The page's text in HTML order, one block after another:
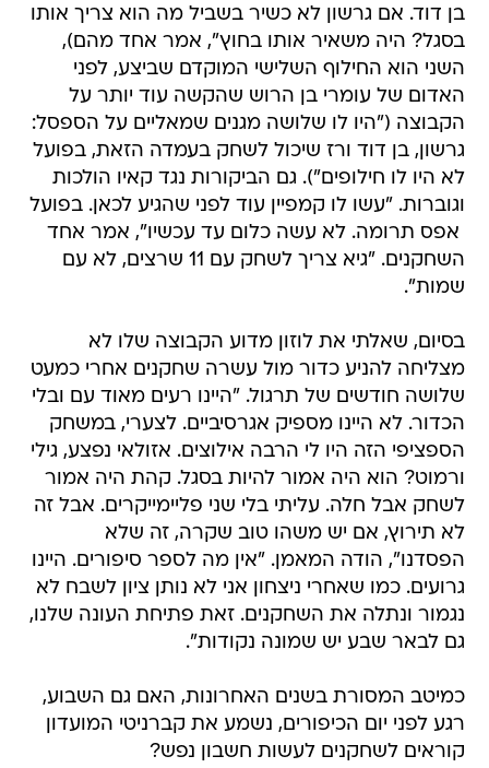
בן דוד. אם גרשון לא כשיר בשביל מה הוא צריך אותו
בסגל? היה משאיר אותו בחוץ", אמר אחד מהם),
השני הוא החילוף השלישי המוקדם שביצע, לפני
האדום של עומרי בן הרוש שהקשה עוד יותר על
הקבוצה ("היו לו שלושה מגנים שמאליים על הספסל:
גרשון, בן דוד ורז שיכול לשחק בעמדה הזאת, בפועל
לא היו לו חילופים"). גם הביקורות נגד קאיו הולכות
וגוברות. "עשו לו קמפיין עוד לפני שהגיע לכאן. בפועל
 אפס תרומה. לא עשה כלום עד עכשיו", אמר אחד
השחקנים. "גיא צריך לשחק עם 11 שרצים, לא עם
שמות".
בסיום, שאלתי את לוזון מדוע הקבוצה שלו לא
מצליחה להניע כדור מול עשרה שחקנים אחרי כמעט
שלושה חודשים של תרגול. "היינו רעים מאוד עם ובלי
הכדור. לא היינו מספיק אגרסיביים. לצערי, במשחק
הספציפי הזה היו לי הרבה אילוצים. אזולאי נפצע, גילי
ורמוט? הוא היה אמור להיות בסגל. קהת היה אמור
לשחק אבל חלה. עליתי בלי שני פליימייקרים. אבל זה
לא תירוץ, אם יש משהו טוב שקרה, זה שלא
הפסדנו", הודה המאמן. "אין מה לספר סיפורים. היינו
גרועים. כמו שאחרי ניצחון אני לא נותן ציון לשבח לא
נגמור ונתלה את השחקנים. זאת פתיחת העונה שלנו,
גם לבאר שבע יש שמונה נקודות".
כמיטב המסורת בשנים האחרונות, האם גם השבוע,
רגע לפני יום הכיפורים, נשמע את קברניטי המועדון
קוראים לשחקנים לעשות חשבון נפש?